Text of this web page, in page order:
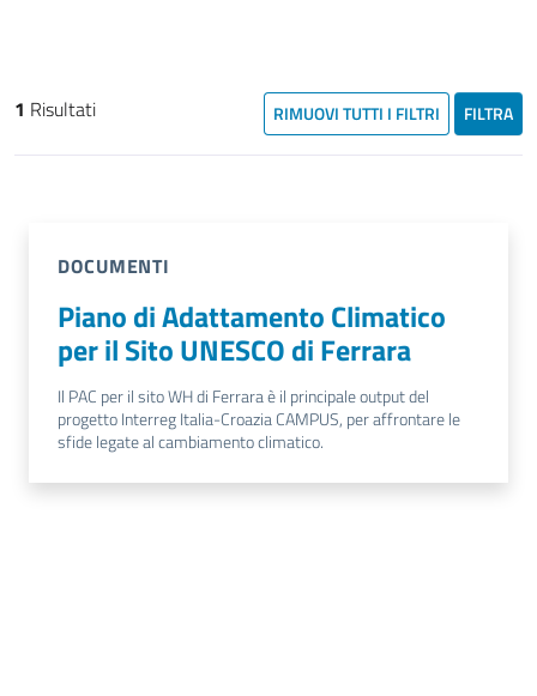
1 Risultati RIMUOVI TUTTI I FILTRI FILTRA
DOCUMENTI
Piano di Adattamento Climatico
per il Sito UNESCO di Ferrara
Il PAC per il sito WH di Ferrara è il principale output del
progetto Interreg Italia-Croazia CAMPUS, per affrontare le
sfide legate al cambiamento climatico.